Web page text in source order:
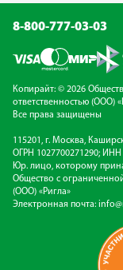
8-800-777-03-03
Копирайт: © 2026
ответственностью (ООО)
Все права защищены
115201, г. Москва,
ОГРН 1027700271290; ИНН
Юр. лицо, которому
Общество с
(ООО) «Ригла»
Электронная почта: